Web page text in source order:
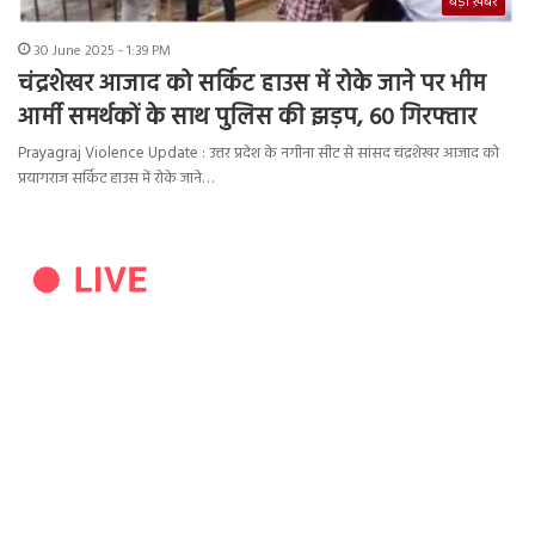
30 June 2025 - 1:39 PM
चंद्रशेखर आजाद को सर्किट हाउस में रोके जाने पर भीम
आर्मी समर्थकों के साथ पुलिस की झड़प, 60 गिरफ्तार
Prayagraj Violence Update : उत्तर प्रदेश के नगीना सीट से सांसद चंद्रशेखर आजाद को
प्रयागराज सर्किट हाउस में रोके जाने…